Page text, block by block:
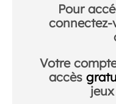
Pour
Votre
accès